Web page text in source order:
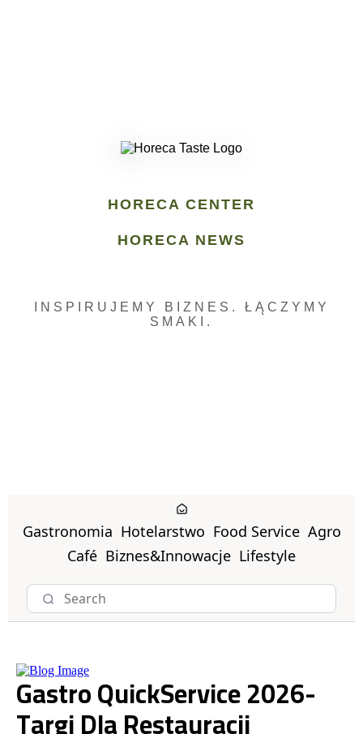
HORECA CENTER
HORECA NEWS
INSPIRUJEMY BIZNES. ŁĄCZYMY
SMAKI.
Gastronomia Hotelarstwo Food Service Agro
Café Biznes&Innowacje Lifestyle
Gastro QuickService 2026-